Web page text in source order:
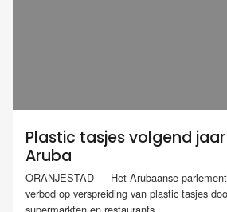
Plastic tasjes volgend
Aruba
ORANJESTAD — Het Arubaanse
verbod op verspreiding van plastic tasjes